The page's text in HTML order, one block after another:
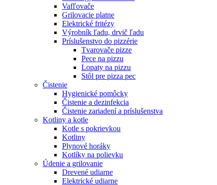
Vafľovače
Grilovacie platne
Elektrické fritézy
Výrobník ľadu, drvič ľadu
Príslušenstvo do pizzérie
Tvarovače pizze
Pece na pizzu
Lopaty na pizzu
Stôl pre pizza pec
Čistenie
Hygienické pomôcky
Čistenie a dezinfekcia
Čistenie zariadení a príslušenstva
Kotliny a kotle
Kotle s pokrievkou
Kotliny
Plynové horáky
Kotlíky na polievku
Údenie a grilovanie
Drevené udiarne
Elektrické udiarne